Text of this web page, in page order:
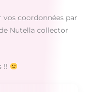
vos coordonnées par
Nutella collector
!!